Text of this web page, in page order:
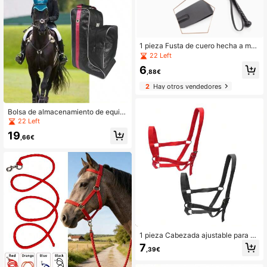
Bolsa de almacenamiento de equip
o ecuestre, bolsa de almacenamien
to de botas de montar, equipo ecue
stre, botas de montar, casco de mon
ta de montar
22 Left
19 ,66€
1 pieza Fusta de cuero hecha a ma
no, utilería de escenario
22 Left
6 ,88€
2Hay otros vendedores
1 pieza Cabezada ajustable para ca
ballos, Cabezada de arnés de cinta
de polipropileno de 2,5 cm de anch
7 ,39€